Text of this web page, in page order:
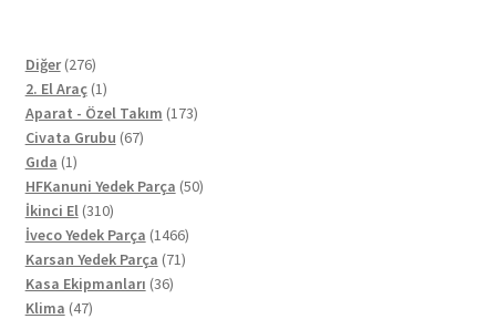
Diğer 276276
ürün
2. El Araç 11
ürün
Aparat - Özel Takım 173173
Civata Grubu 6767
Gıda 11
ürün
HFKanuni Yedek Parça 5050
İkinci El 310310
ürün
İveco Yedek Parça 14661466
ürün
Karsan Yedek Parça 7171
Kasa Ekipmanları 3636
Klima 4747